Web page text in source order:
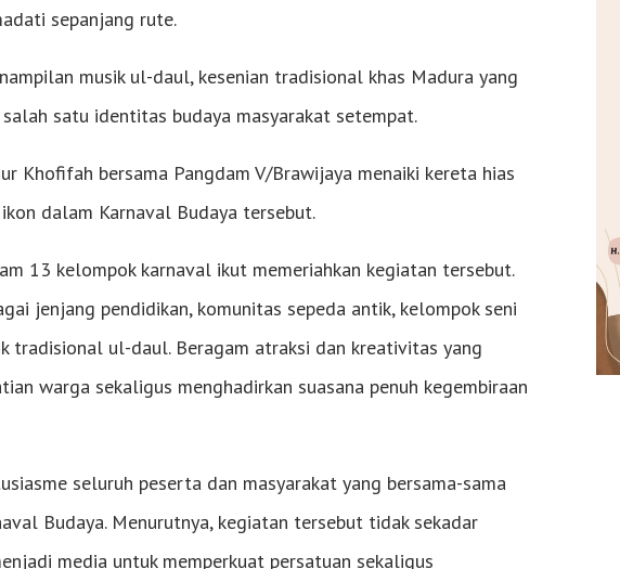
sepanjang rute.
musik ul-daul, kesenian tradisional khas Madura yang
satu identitas budaya masyarakat setempat.
Khofifah bersama Pangdam V/Brawijaya menaiki kereta hias
dalam Karnaval Budaya tersebut.
13 kelompok karnaval ikut memeriahkan kegiatan tersebut.
jenjang pendidikan, komunitas sepeda antik, kelompok seni
tradisional ul-daul. Beragam atraksi dan kreativitas yang
warga sekaligus menghadirkan suasana penuh kegembiraan
seluruh peserta dan masyarakat yang bersama-sama
Budaya. Menurutnya, kegiatan tersebut tidak sekadar
media untuk memperkuat persatuan sekaligus